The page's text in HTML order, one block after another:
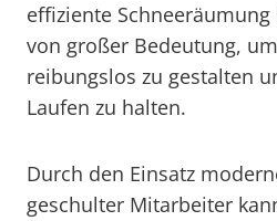
effiziente
von großer Bedeutung,
reibungslos zu gestalten
Laufen zu halten.
Durch den Einsatz
geschulter Mitarbeiter